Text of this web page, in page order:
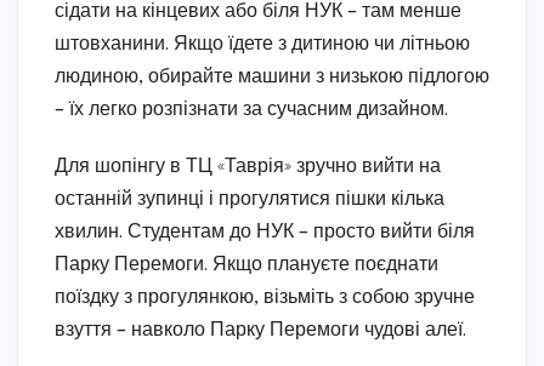
сідати на кінцевих або біля НУК – там менше
штовханини. Якщо їдете з дитиною чи літньою
людиною, обирайте машини з низькою підлогою
– їх легко розпізнати за сучасним дизайном.
Для шопінгу в ТЦ «Таврія» зручно вийти на
останній зупинці і прогулятися пішки кілька
хвилин. Студентам до НУК – просто вийти біля
Парку Перемоги. Якщо плануєте поєднати
поїздку з прогулянкою, візьміть з собою зручне
взуття – навколо Парку Перемоги чудові алеї.